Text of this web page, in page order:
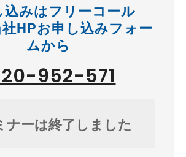
込みはフリーコール
HPお申し込みフォー
ムから
952-571
ナーは終了しました